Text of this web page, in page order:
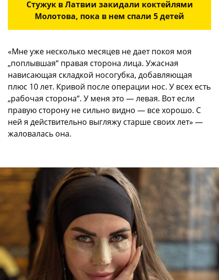
Стужук в Латвии закидали коктейлями
Молотова, пока в нем спали 5 детей
«Мне уже несколько месяцев не дает покоя моя
„поплывшая“ правая сторона лица. Ужасная
нависающая складкой носогубка, добавляющая
плюс 10 лет. Кривой после операции нос. У всех есть
„рабочая сторона“. У меня это — левая. Вот если
правую сторону не сильно видно — все хорошо. С
ней я действительно выгляжу старше своих лет» —
жаловалась она.